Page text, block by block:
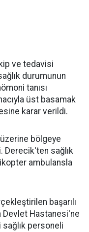
ve tedavisi
durumunun
tanısı
üst basamak
karar verildi.
bölgeye
Derecik'ten sağlık
ambulansla
başarılı
Devlet Hastanesi'ne
sağlık personeli